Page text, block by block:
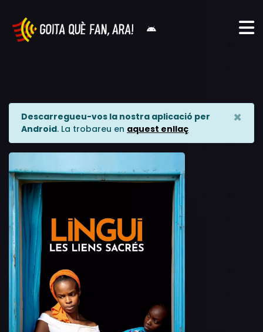
Descarregueu-vos la nostra aplicació per
Android. La trobareu en aquest enllaç
×